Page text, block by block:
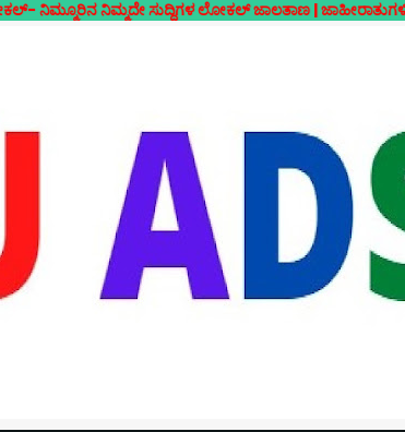
ಸುದ್ದಿಗಳ ಲೋಕಲ್ ಜಾಲತಾಣ | ಜಾಹೀರಾತುಗಳಿಗಾಗಿ ಸಂಪರ್ಕಿಸಿ-